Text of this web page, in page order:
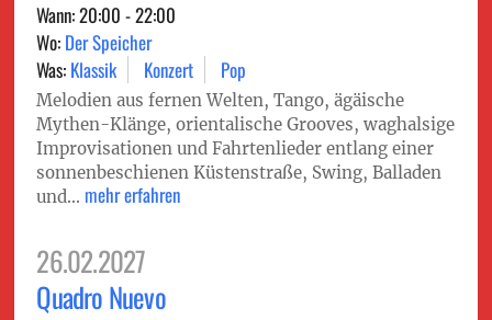
Wann: 20:00 - 22:00
Wo: Der Speicher
Was: Klassik Konzert Pop
Melodien aus fernen Welten, Tango, ägäische
Mythen-Klänge, orientalische Grooves, waghalsige
Improvisationen und Fahrtenlieder entlang einer
sonnenbeschienen Küstenstraße, Swing, Balladen
und... mehr erfahren
26.02.2027
Quadro Nuevo